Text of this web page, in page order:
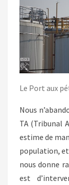
Le Port aux
Nous
TA (Tribunal
estime de
population,
nous donne
est